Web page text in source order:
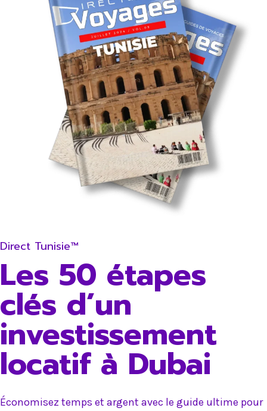
Direct Tunisie™
Les 50 étapes
clés d’un
investissement
locatif à Dubai
Économisez temps et argent avec le guide ultime pour